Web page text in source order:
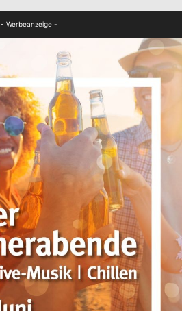
- Werbeanzeige -